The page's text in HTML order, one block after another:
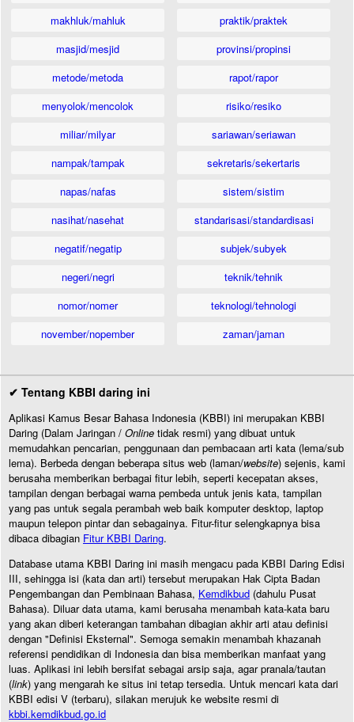
makhluk/mahluk
masjid/mesjid
metode/metoda
menyolok/mencolok
miliar/milyar
nampak/tampak
napas/nafas
nasihat/nasehat
negatif/negatip
negeri/negri
nomor/nomer
november/nopember
praktik/praktek
provinsi/propinsi
rapot/rapor
risiko/resiko
sariawan/seriawan
sekretaris/sekertaris
sistem/sistim
standarisasi/standardisasi
subjek/subyek
teknik/tehnik
teknologi/tehnologi
zaman/jaman
✔ Tentang KBBI daring ini
Aplikasi Kamus Besar Bahasa Indonesia (KBBI) ini merupakan KBBI
Daring (Dalam Jaringan / Online tidak resmi) yang dibuat untuk
memudahkan pencarian, penggunaan dan pembacaan arti kata (lema/sub
lema). Berbeda dengan beberapa situs web (laman/website) sejenis, kami
berusaha memberikan berbagai fitur lebih, seperti kecepatan akses,
tampilan dengan berbagai warna pembeda untuk jenis kata, tampilan
yang pas untuk segala perambah web baik komputer desktop, laptop
maupun telepon pintar dan sebagainya. Fitur-fitur selengkapnya bisa
dibaca dibagian Fitur KBBI Daring.
Database utama KBBI Daring ini masih mengacu pada KBBI Daring Edisi
III, sehingga isi (kata dan arti) tersebut merupakan Hak Cipta Badan
Pengembangan dan Pembinaan Bahasa, Kemdikbud (dahulu Pusat
Bahasa). Diluar data utama, kami berusaha menambah kata-kata baru
yang akan diberi keterangan tambahan dibagian akhir arti atau definisi
dengan "Definisi Eksternal". Semoga semakin menambah khazanah
referensi pendidikan di Indonesia dan bisa memberikan manfaat yang
luas. Aplikasi ini lebih bersifat sebagai arsip saja, agar pranala/tautan
(link) yang mengarah ke situs ini tetap tersedia. Untuk mencari kata dari
KBBI edisi V (terbaru), silakan merujuk ke website resmi di
kbbi.kemdikbud.go.id